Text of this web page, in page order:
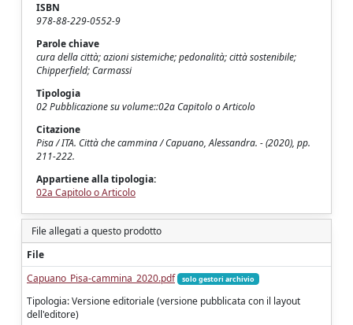
ISBN
978-88-229-0552-9
Parole chiave
cura della città; azioni sistemiche; pedonalità; città sostenibile;
Chipperfield; Carmassi
Tipologia
02 Pubblicazione su volume::02a Capitolo o Articolo
Citazione
Pisa / ITA. Città che cammina / Capuano, Alessandra. - (2020), pp.
211-222.
Appartiene alla tipologia:
02a Capitolo o Articolo
File allegati a questo prodotto
File
Capuano_Pisa-cammina_2020.pdf
solo gestori archivio
Tipologia: Versione editoriale (versione pubblicata con il layout
dell'editore)